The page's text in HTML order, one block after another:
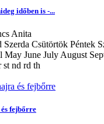
időben is -...
Anita
Csütörtök Péntek
June July August
st nd rd th
fejbőrre